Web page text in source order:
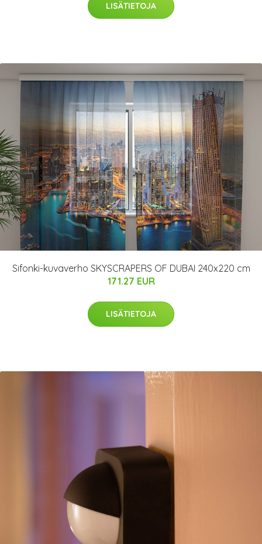
LISÄTIETOJA
Sifonki-kuvaverho SKYSCRAPERS OF DUBAI 240x220 cm
171.27 EUR
LISÄTIETOJA